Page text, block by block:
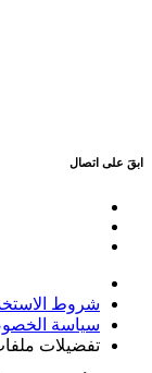
ابقَ على اتصال
شروط
سياسة
تفضيلات